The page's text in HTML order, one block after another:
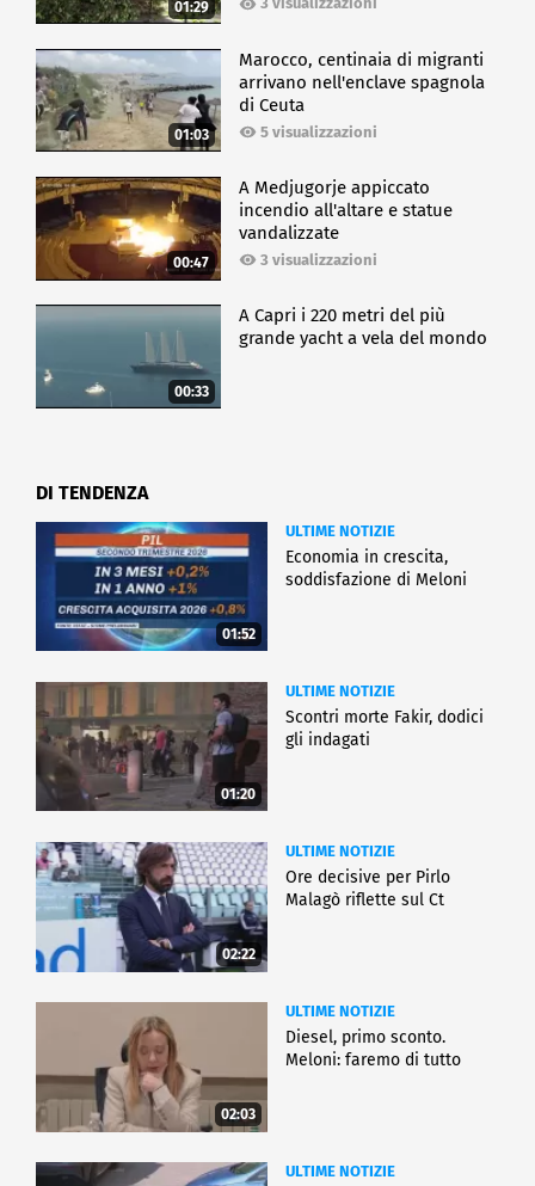
01:29
01:03
Marocco, centinaia di migranti
arrivano nell'enclave spagnola
di Ceuta
5 visualizzazioni
00:47
A Medjugorje appiccato
incendio all'altare e statue
vandalizzate
3 visualizzazioni
00:33
A Capri i 220 metri del più
grande yacht a vela del mondo
DI TENDENZA
01:52
ULTIME NOTIZIE
Economia in crescita,
soddisfazione di Meloni
01:20
ULTIME NOTIZIE
Scontri morte Fakir, dodici
gli indagati
02:22
ULTIME NOTIZIE
Ore decisive per Pirlo
Malagò riflette sul Ct
02:03
ULTIME NOTIZIE
Diesel, primo sconto.
Meloni: faremo di tutto
ULTIME NOTIZIE